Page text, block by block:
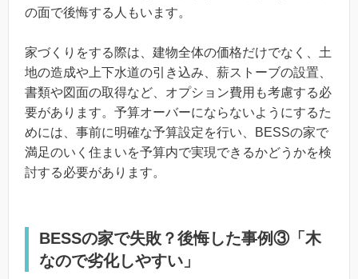
の面で後悔する人もいます。
家づくりをする際は、建物全体の価格だけでなく、土
地の造成や上下水道の引き込み、薪ストーブの設置、
書類や図面の取得など、オプション費用も考慮する必
要があります。予算オーバーにならないようにするた
めには、事前に明確な予算設定を行い、BESSの家で
満足のいく住まいを予算内で実現できるかどうかを検
討する必要があります。
BESSの家で失敗？後悔した事例③「木
なので劣化しやすい」